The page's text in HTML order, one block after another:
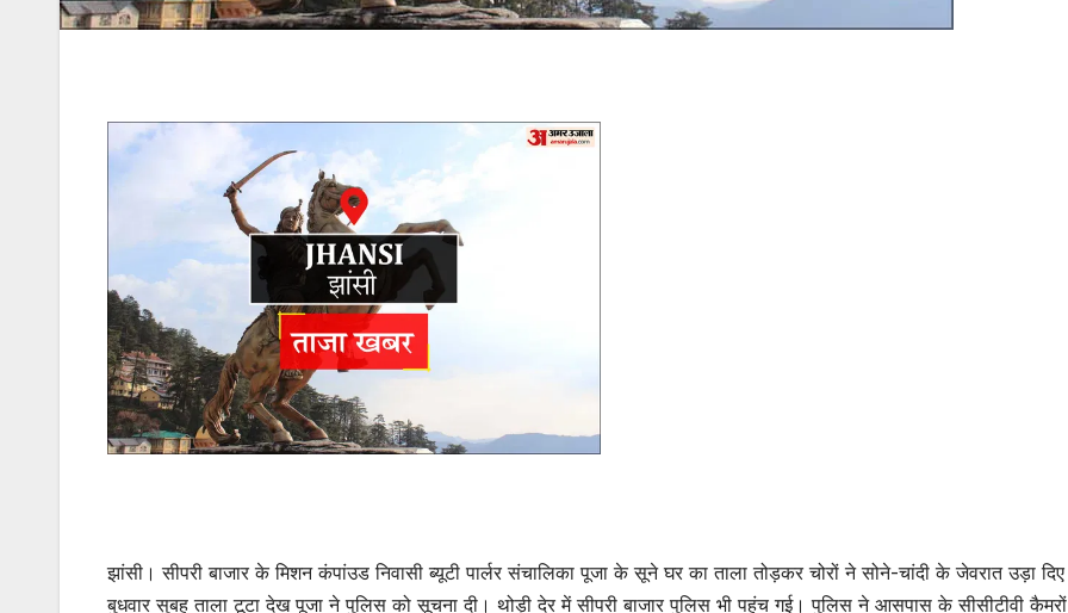
झांसी। सीपरी बाजार के मिशन कंपांउड निवासी ब्यूटी पार्लर संचालिका पूजा के सूने घर का ताला तोड़कर चोरों ने सोने-चांदी के जेवरात उड़ा
बुधवार सुबह ताला टूटा देख पूजा ने पुलिस को सूचना दी। थोड़ी देर में सीपरी बाजार पुलिस भी पहुंच गई। पुलिस ने आसपास के सीसीटीवी